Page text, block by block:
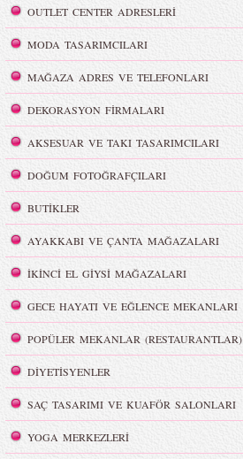
OUTLET CENTER ADRESLERİ
MODA TASARIMCILARI
MAĞAZA ADRES VE TELEFONLARI
DEKORASYON FİRMALARI
AKSESUAR VE TAKI TASARIMCILARI
DOĞUM FOTOĞRAFÇILARI
BUTİKLER
AYAKKABI VE ÇANTA MAĞAZALARI
İKİNCİ EL GİYSİ MAĞAZALARI
GECE HAYATI VE EĞLENCE MEKANLARI
POPÜLER MEKANLAR (RESTAURANTLAR)
DİYETİSYENLER
SAÇ TASARIMI VE KUAFÖR SALONLARI
YOGA MERKEZLERİ